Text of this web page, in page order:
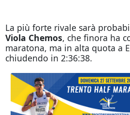
La più forte rivale sarà
Viola Chemos, che finora ha
maratona, ma in alta quota a
chiudendo in 2:36:38.